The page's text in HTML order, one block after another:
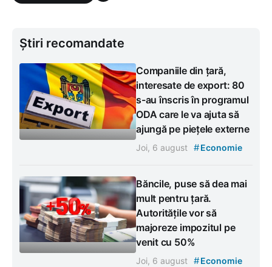
Știri recomandate
Companiile din țară,
interesate de export: 80
s-au înscris în programul
ODA care le va ajuta să
ajungă pe piețele externe
Joi, 6 august #Economie
Băncile, puse să dea mai
mult pentru țară.
Autoritățile vor să
majoreze impozitul pe
venit cu 50%
Joi, 6 august #Economie